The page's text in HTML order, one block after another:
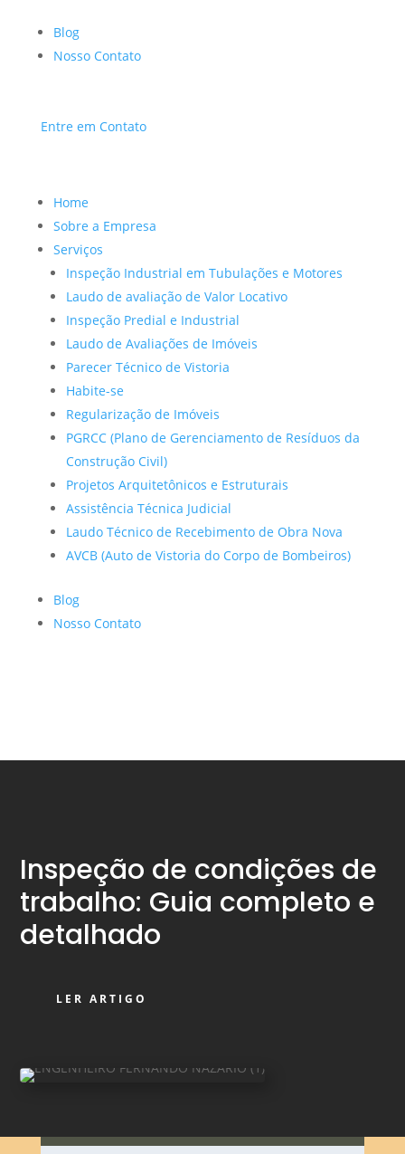
Blog
Nosso Contato
Entre em Contato
Home
Sobre a Empresa
Serviços
Inspeção Industrial em Tubulações e Motores
Laudo de avaliação de Valor Locativo
Inspeção Predial e Industrial
Laudo de Avaliações de Imóveis
Parecer Técnico de Vistoria
Habite-se
Regularização de Imóveis
PGRCC (Plano de Gerenciamento de Resíduos da
Construção Civil)
Projetos Arquitetônicos e Estruturais
Assistência Técnica Judicial
Laudo Técnico de Recebimento de Obra Nova
AVCB (Auto de Vistoria do Corpo de Bombeiros)
Blog
Nosso Contato
Inspeção de condições de
trabalho: Guia completo e
detalhado
LER ARTIGO